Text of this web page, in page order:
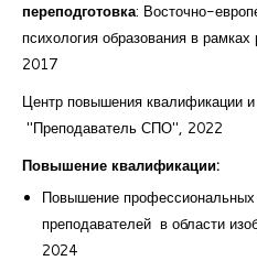
переподготовка: Восточно-
психология образования в
2017
Центр повышения квалификации
"Преподаватель СПО", 2022
Повышение квалификации:
Повышение профессиональных
преподавателей в области
2024